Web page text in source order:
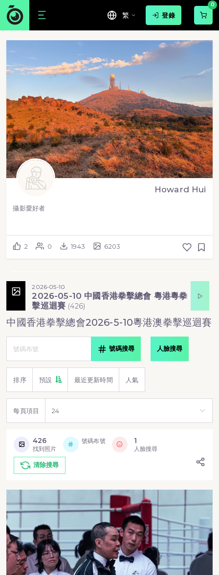
繁 登錄
0
Howard Hui
攝影愛好者
2 0 1943 6203
2026-05-10
2026-05-10 中國香港拳擊總會 粵港粵拳
擊巡迴賽 (426)
中國香港拳擊總會2026-5-10粵港澳拳擊巡迴賽
號碼搜尋 人臉搜尋
排序 預設 最近更新時間 人氣
每頁項目
426
找到照片
號碼布號 1
人臉搜尋
清除搜尋